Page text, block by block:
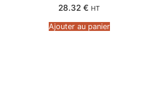
28.32 € HT
Ajouter au panier